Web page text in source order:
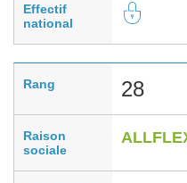
Effectif
national
Rang 28
Raison
sociale